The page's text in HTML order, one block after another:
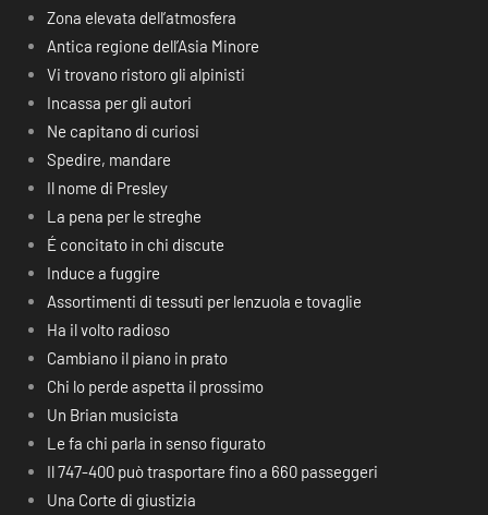
Zona elevata dell’atmosfera
Antica regione dell’Asia Minore
Vi trovano ristoro gli alpinisti
Incassa per gli autori
Ne capitano di curiosi
Spedire, mandare
Il nome di Presley
La pena per le streghe
É concitato in chi discute
Induce a fuggire
Assortimenti di tessuti per lenzuola e tovaglie
Ha il volto radioso
Cambiano il piano in prato
Chi lo perde aspetta il prossimo
Un Brian musicista
Le fa chi parla in senso figurato
Il 747-400 può trasportare fino a 660 passeggeri
Una Corte di giustizia